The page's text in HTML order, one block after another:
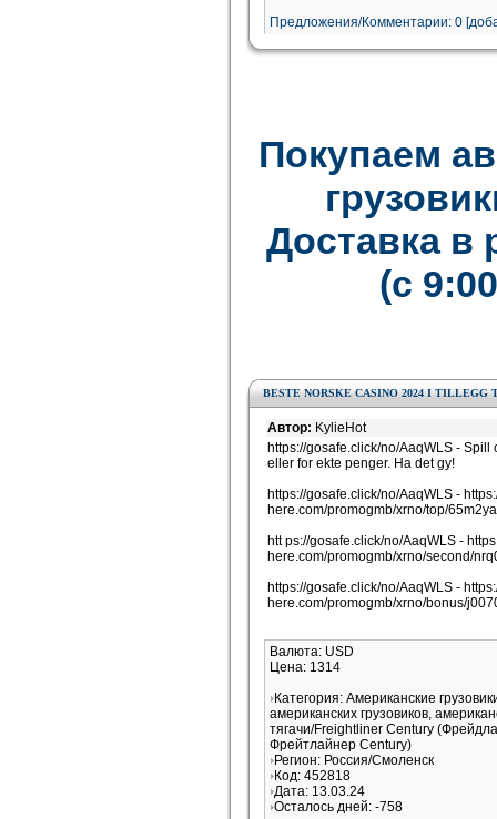
Предложения/Комментарии: 0
Покупаем
Доставка в
(с
BESTE NORSKE CASINO 2024 I TILLEGG
Автор: KylieHot
https://gosafe.click/no/AaqWLS -
eller for ekte penger. Ha det gy!
https://gosafe.click/no/AaqWLS -
here.com/promogmb/xrno/top/
htt ps://gosafe.click/no/AaqWLS -
here.com/promogmb/xrno/second/
https://gosafe.click/no/AaqWLS -
here.com/promogmb/xrno/bonus/
Валюта: USD
Цена: 1314
Категория: Американские
американских грузовиков,
тягачи/Freightliner Century
Фрейтлайнер Century)
Регион: Россия/Смоленск
Код: 452818
Дата: 13.03.24
Осталось дней: -758